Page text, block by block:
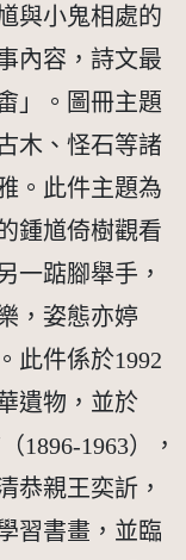
與小鬼相處的
內容，詩文最
」。圖冊主題
木、怪石等諸
。此件主題為
鍾馗倚樹觀看
一踮腳舉手，
，姿態亦婷
此件係於1992
遺物，並於
1896-1963），
恭親王奕訢，
習書畫，並臨